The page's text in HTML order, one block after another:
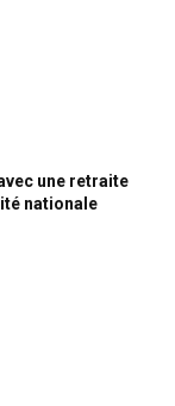
une retraite
nationale